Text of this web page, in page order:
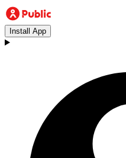
Install App